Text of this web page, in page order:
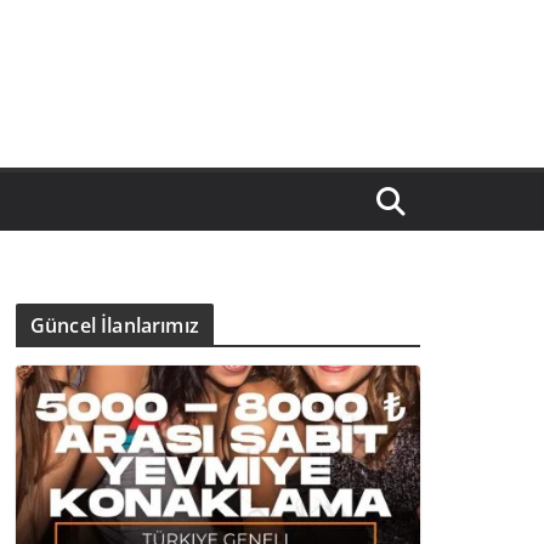
Güncel İlanlarımız